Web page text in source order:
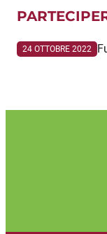
24 OTTOBRE 2022